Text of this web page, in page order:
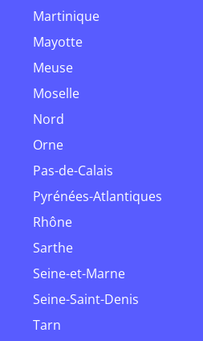
Martinique
Mayotte
Meuse
Moselle
Nord
Orne
Pas-de-Calais
Pyrénées-Atlantiques
Rhône
Sarthe
Seine-et-Marne
Seine-Saint-Denis
Tarn